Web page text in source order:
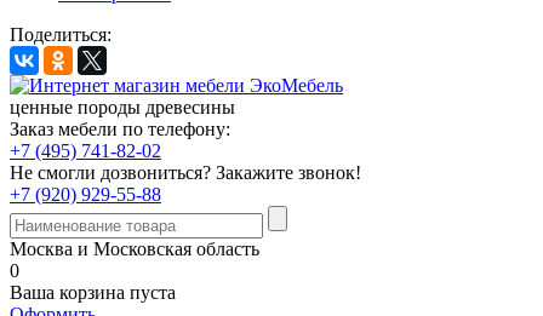
Поделиться:
ценные породы древесины
Заказ мебели по телефону:
+7 (495) 741-82-02
Не смогли дозвониться? Закажите звонок!
+7 (920) 929-55-88
Москва и Московская область
0
Ваша корзина пуста